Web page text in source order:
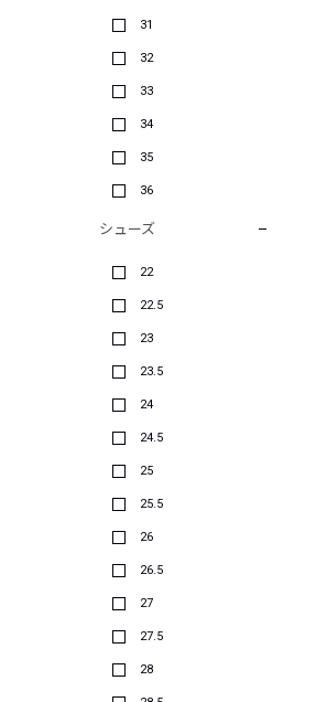
31
32
33
34
35
36
シューズ
22
22.5
23
23.5
24
24.5
25
25.5
26
26.5
27
27.5
28